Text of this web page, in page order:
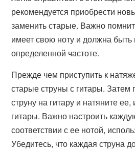
рекомендуется приобрести
заменить старые. Важно
имеет свою ноту и должна быть
определенной частоте.
Прежде чем приступить к
старые струны с гитары. Затем
струну на гитару и натяните
гитары. Важно настроить
соответствии с ее нотой,
Убедитесь, что каждая струна